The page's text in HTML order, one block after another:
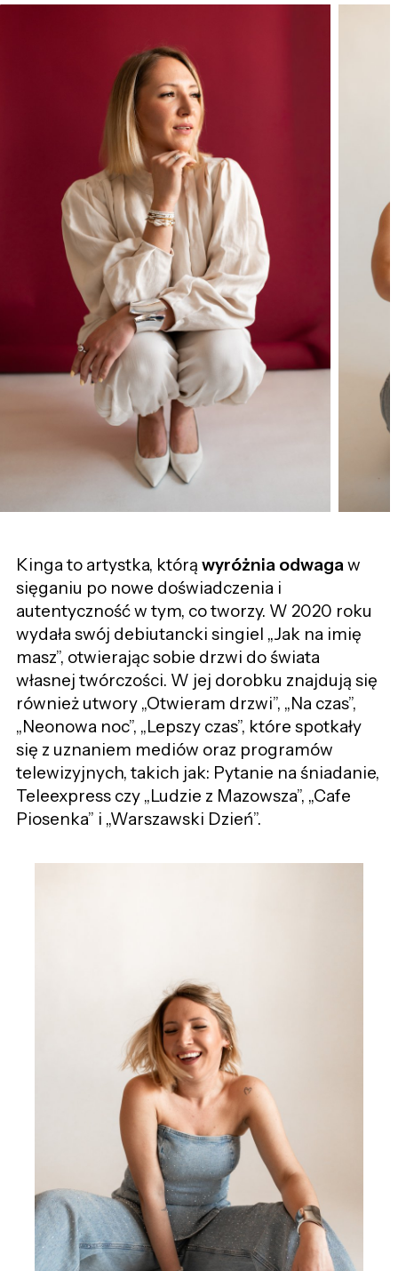
Kinga to artystka, którą wyróżnia odwagaw
sięganiu po nowe doświadczenia i
autentyczność w tym, co tworzy. W 2020 roku
wydała swój debiutancki singiel „Jak na imię
masz”, otwierając sobie drzwi do świata
własnej twórczości. W jej dorobku znajdują się
również utwory „Otwieram drzwi”, ,,Na czas”,
„Neonowa noc”, ,,Lepszy czas”, które spotkały
się z uznaniem mediów oraz programów
telewizyjnych, takich jak: Pytanie na śniadanie,
Teleexpress czy „Ludzie z Mazowsza”, „Cafe
Piosenka” i „Warszawski Dzień”.